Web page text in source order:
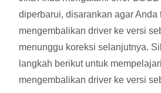
diperbarui, disarankan agar Anda
mengembalikan driver ke versi
menunggu koreksi selanjutnya.
langkah berikut untuk
mengembalikan driver ke versi